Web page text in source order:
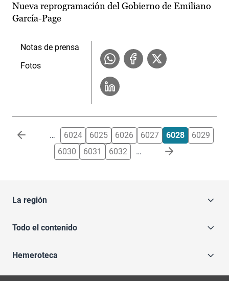
Nueva reprogramación del Gobierno de Emiliano
García-Page
Notas de prensa
Fotos
Paginación … 6024 6025 6026 6027 6028
6029
6030
6031 6032 …
La región
Todo el contenido
Hemeroteca